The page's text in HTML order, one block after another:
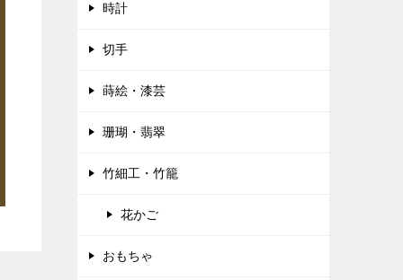
時計
切手
蒔絵・漆芸
珊瑚・翡翠
竹細工・竹籠
花かご
おもちゃ